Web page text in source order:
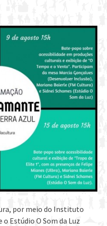
por meio do Instituto
o Estúdio O Som da Luz